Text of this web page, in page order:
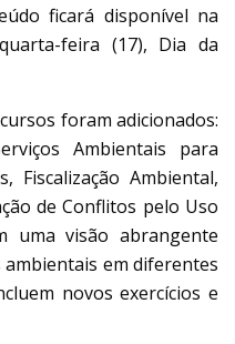
ficará disponível na
feira (17), Dia da
foram adicionados:
Ambientais para
Fiscalização Ambiental,
de Conflitos pelo Uso
uma visão abrangente
em diferentes
novos exercícios e